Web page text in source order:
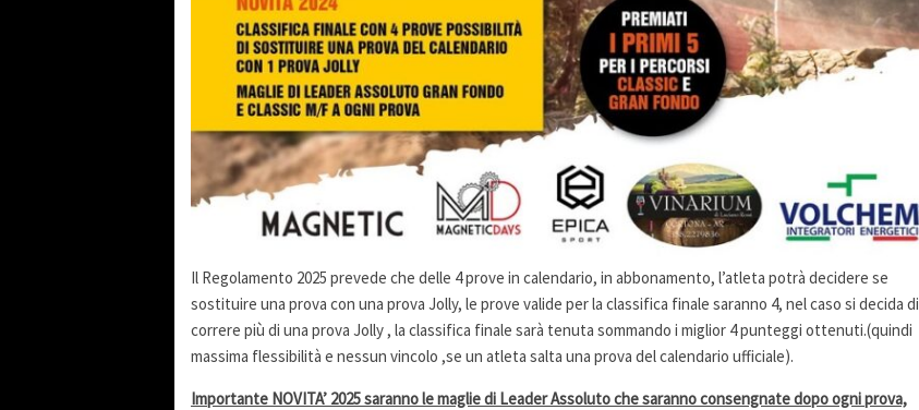
Il Regolamento 2025 prevede che delle 4 prove in calendario, in abbonamento, l’atleta potrà decidere se
sostituire una prova con una prova Jolly, le prove valide per la classifica finale saranno 4, nel caso si decida di
correre più di una prova Jolly , la classifica finale sarà tenuta sommando i miglior 4 punteggi ottenuti.(quindi
massima flessibilità e nessun vincolo ,se un atleta salta una prova del calendario ufficiale).
Importante NOVITA’ 2025 saranno le maglie di Leader Assoluto che saranno consengnate dopo ogni prova,